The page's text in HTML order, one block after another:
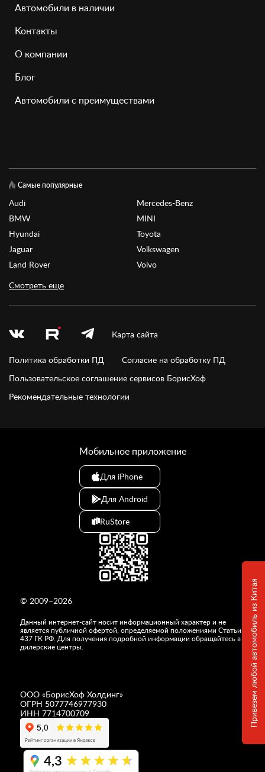
Привезем любой автомобиль из Китая
Автомобили в наличии
Контакты
О компании
Блог
Автомобили с преимуществами
Самые популярные
Audi
BMW
Hyundai
Jaguar
Land Rover
Mercedes-Benz
MINI
Toyota
Volkswagen
Volvo
Смотреть еще
Карта сайта
Политика обработки ПД
Согласие на обработку ПД
Пользовательское соглашение сервисов БорисХоф
Рекомендательные технологии
© 2009–2026
Данный интернет-сайт носит информационный характер и не
является публичной офертой, определяемой положениями Статьи
437 ГК РФ. Для получения подробной информации обращайтесь в
дилерские центры.
ООО «БорисХоф Холдинг»
ОГРН 5077746977930
ИНН 7714700709
4,3
Мобильное приложение
Для iPhone
Для Android
RuStore